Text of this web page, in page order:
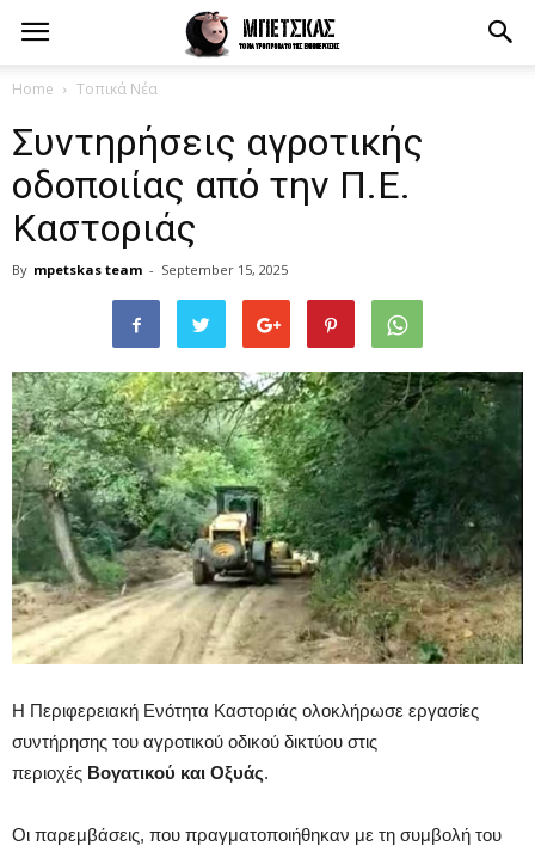
Home Τοπικά Νέα
Συντηρήσεις αγροτικής
οδοποιίας από την Π.Ε.
Καστοριάς
By mpetskas team - September 15, 2025
Η Περιφερειακή Ενότητα Καστοριάς ολοκλήρωσε εργασίες
συντήρησης του αγροτικού οδικού δικτύου στις
περιοχές Βογατικού και Οξυάς.
Οι παρεμβάσεις, που πραγματοποιήθηκαν με τη συμβολή του